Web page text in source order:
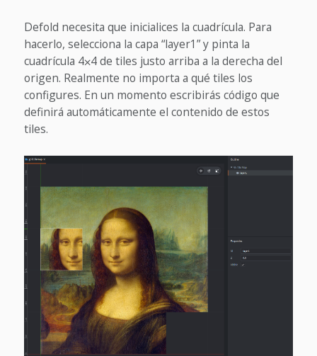
Defold necesita que inicialices la cuadrícula. Para
hacerlo, selecciona la capa “layer1” y pinta la
cuadrícula 4⨉4 de tiles justo arriba a la derecha del
origen. Realmente no importa a qué tiles los
configures. En un momento escribirás código que
definirá automáticamente el contenido de estos
tiles.